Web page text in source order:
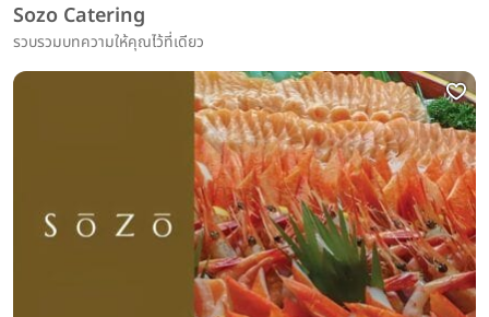
Sozo Catering
รวบรวมบทความให้คุณไว้ที่เดียว